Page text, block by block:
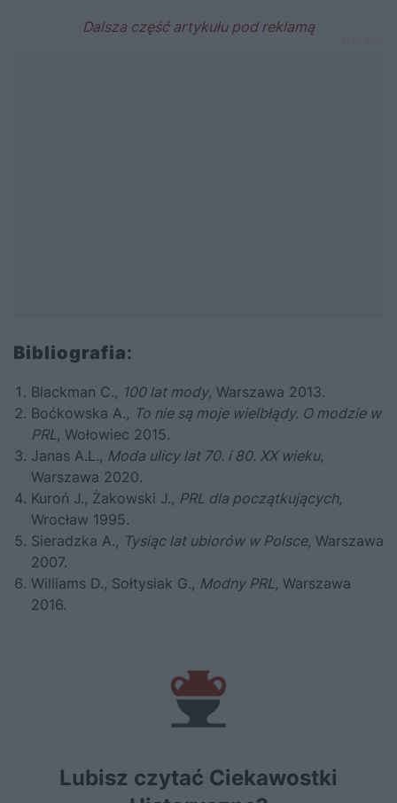
Bibliografia:
Blackman C., 100 lat mody, Warszawa 2013.
Boćkowska A., To nie są moje wielbłądy. O modzie w
PRL , Wołowiec 2015.
Janas A.L., Moda ulicy lat 70. i 80. XX wieku,
Warszawa 2020.
Kuroń J., Żakowski J., PRL dla początkujących,
Wrocław 1995.
Sieradzka A., Tysiąc lat ubiorów w Polsce, Warszawa
2007.
Williams D., Sołtysiak G., Modny PRL , Warszawa
2016.